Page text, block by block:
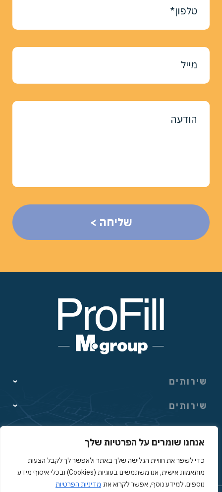
אנחנו שומרים על הפרטיות שלך
כדי לשפר את חוויית הגלישה שלך באתר ולאפשר לך לקבל הצעות
מותאמות אישית, אנו משתמשים בעוגיות (Cookies) ובכלי איסוף מידע
נוספים. למידע נוסף, אפשר לקרוא את מדיניות הפרטיות
טלפון*
מייל
הודעה
שירותים
Pro-Fill ניהול מערך היסעים
Pro-Fill אפליקציית סקולבס
שירותים
Pro-Fill מוקד לשירותי חינוך
Pro-Fill גיוס סייעות
Pro-Fill חינוך בלתי פורמאלי
אודות
אודות החברה
לקוחות החברה
הסדרי נגישות
הטכנולוגיה שלנו